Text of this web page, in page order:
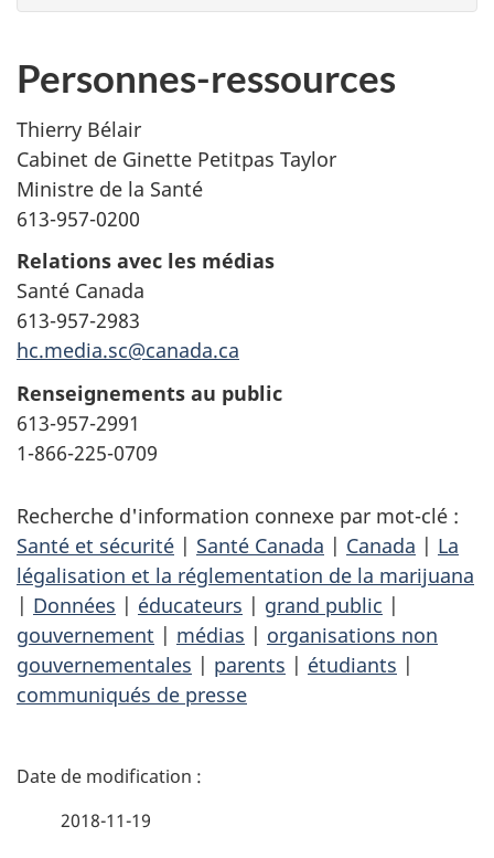
Personnes-ressources
Thierry Bélair
Cabinet de Ginette Petitpas Taylor
Ministre de la Santé
613-957-0200
Relations avec les médias
Santé Canada
613-957-2983
hc.media.sc@canada.ca
Renseignements au public
613-957-2991
1-866-225-0709
Recherche d'information connexe par mot-clé :
Santé et sécurité | Santé Canada | Canada | La
légalisation et la réglementation de la marijuana
| Données | éducateurs | grand public |
gouvernement | médias | organisations non
gouvernementales | parents | étudiants |
communiqués de presse
D
2018-11-19